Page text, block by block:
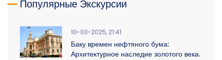
Популярные Экскурсии
10-03-2025, 21:41
Баку времен нефтяного бума:
Архитектурное наследие золотого века.